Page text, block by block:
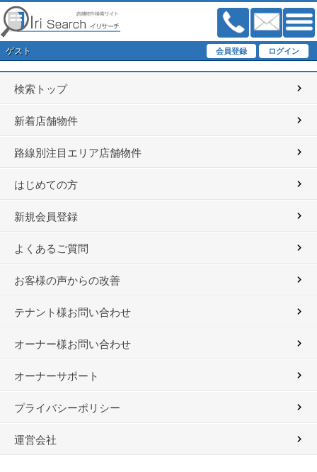
ゲスト
検索トップ
新着店舗物件
路線別注目エリア店舗物件
はじめての方
新規会員登録
よくあるご質問
お客様の声からの改善
テナント様お問い合わせ
オーナー様お問い合わせ
オーナーサポート
プライバシーポリシー
運営会社